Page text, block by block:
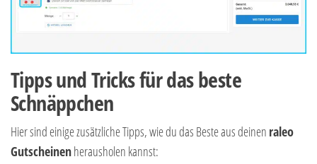
Tipps und Tricks für das beste
Schnäppchen
Hier sind einige zusätzliche Tipps, wie du das Beste aus deinen raleo
Gutscheinenherausholen kannst: